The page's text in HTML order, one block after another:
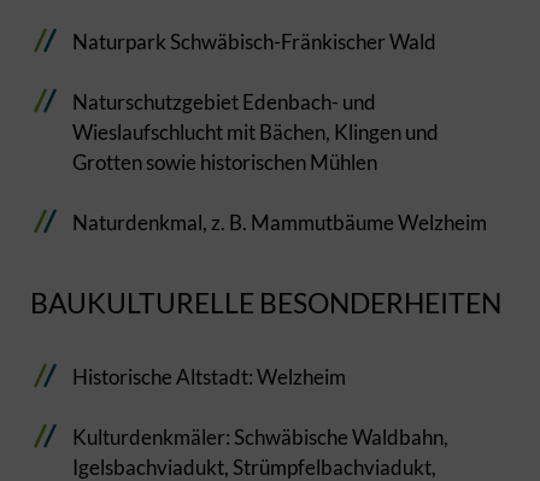
Naturpark Schwäbisch-Fränkischer Wald
Naturschutzgebiet Edenbach- und
Wieslaufschlucht mit Bächen, Klingen und
Grotten sowie historischen Mühlen
Naturdenkmal, z. B. Mammutbäume Welzheim
BAUKULTURELLE BESONDERHEITEN
Historische Altstadt: Welzheim
Kulturdenkmäler: Schwäbische Waldbahn,
Igelsbachviadukt, Strümpfelbachviadukt,